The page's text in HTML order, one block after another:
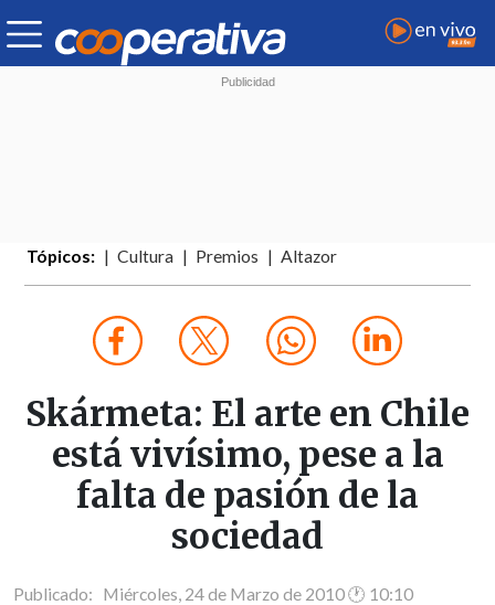
Tópicos: Cultura Premios Altazor
Skármeta: El arte en Chile
está vivísimo, pese a la
falta de pasión de la
sociedad
Publicado: Miércoles, 24 de Marzo de 2010 🕐 10:10